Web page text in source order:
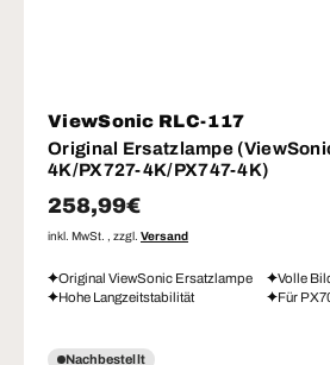
ViewSonic RLC-117
Original Ersatzlampe
4K/PX727-4K/PX747-4K)
Normaler Preis
258,99€
inkl. MwSt. , zzgl. Versand
Original ViewSonic Ersatzlampe
Volle
Hohe Langzeitstabilität
Für
Nachbestellt